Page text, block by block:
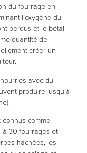
du fourrage en
l’oxygène du
perdus et le bétail
quantité de
créer un
avec du
produire jusqu’à
!
comme
à 30 fourrages et
hachées, les
ces
intérêts et